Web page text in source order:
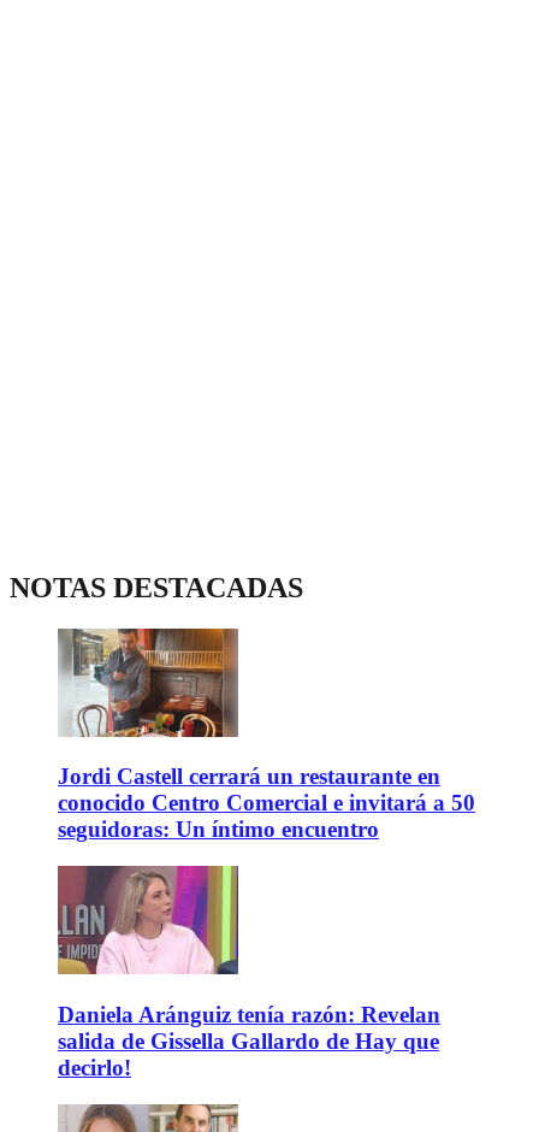
NOTAS DESTACADAS
Jordi Castell cerrará un restaurante en
conocido Centro Comercial e invitará a 50
seguidoras: Un íntimo encuentro
Daniela Aránguiz tenía razón: Revelan
salida de Gissella Gallardo de Hay que
decirlo!